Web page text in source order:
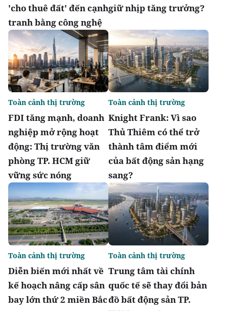
'cho thuê đất' đến cạnh
tranh bằng công nghệ
giữ nhịp tăng trưởng?
FDI tăng mạnh, doanh
nghiệp mở rộng hoạt
động: Thị trường văn
phòng TP. HCM giữ
vững sức nóng
Toàn cảnh thị trường
Knight Frank: Vì sao
Thủ Thiêm có thể trở
thành tâm điểm mới
của bất động sản hạng
sang?
Toàn cảnh thị trường
Diễn biến mới nhất về
kế hoạch nâng cấp sân
bay lớn thứ 2 miền Bắc
Toàn cảnh thị trường
Trung tâm tài chính
quốc tế sẽ thay đổi bản
đồ bất động sản TP.
Toàn cảnh thị trường